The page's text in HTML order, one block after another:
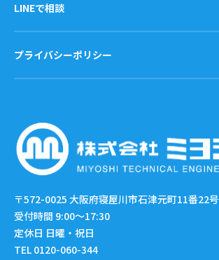
LINEで相談
プライバシーポリシー
〒572-0025 大阪府寝屋川市石津元町11番22号
受付時間 9:00〜17:30
定休日 日曜・祝日
TEL 0120-060-344